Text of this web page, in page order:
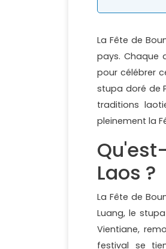
La Fête de
pays. Chaque
pour célébrer
stupa doré de
traditions
pleinement la
Laos ?
La Fête de
Luang, le
Vientiane,
festival se